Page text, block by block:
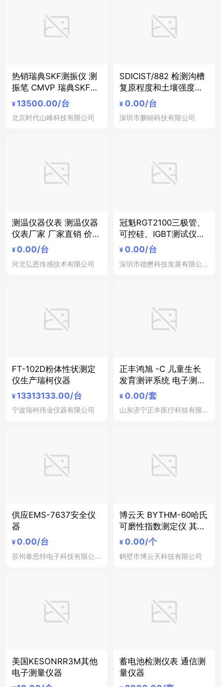
热销瑞典SKF测振仪 测
振笔 CMVP 瑞典SKF轴
承测振工具
¥ 13500.00/台
北京时代山峰科技有限公司
SDICIST/882 检测沟槽
复原程度和土壤强度的
便携工具
¥ 0.00/台
深圳市鹏锦科技有限公司
测温仪器仪表 测温仪器
仪表厂家 厂家直销 价格
合理
¥ 0.00/台
河北弘恩传感技术有限公司
冠魁RGT2100三极管、
可控硅、IGBT测试仪器
半导体器件测试仪器
¥ 0.00/台
深圳市德懋科技发展有限公司
FT-102D粉体性状测定
仪生产瑞柯仪器
¥ 13313133.00/台
宁波瑞柯伟业仪器有限公司
正丰鸿旭 -C 儿童生长
发育测评系统 电子测量
仪器 其他电子测量仪器
¥ 0.00/套
山东济宁正丰医疗科技有限公司
供应EMS-7637安全仪
器
¥ 0.00/台
苏州泰思特电子科技有限公司
博云天 BYTHM-60哈氏
可磨性指数测定仪 其他
煤质仪器系列 煤质分析
¥ 0.00/个
鹤壁市博云天科技有限公司
美国KESONRR3M其他
电子测量仪器
蓄电池检测仪表 通信测
量仪器